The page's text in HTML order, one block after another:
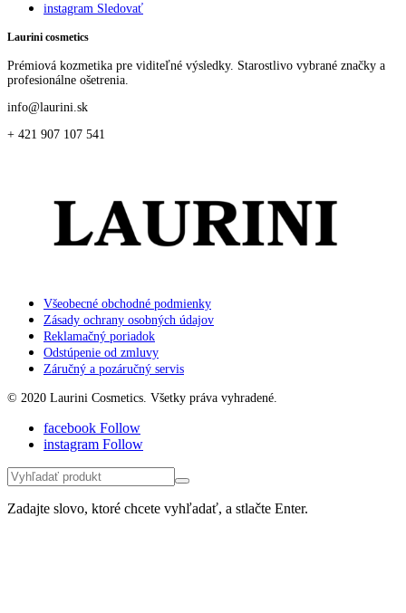
instagram Sledovať
Laurini cosmetics
Prémiová kozmetika pre viditeľné výsledky. Starostlivo vybrané značky a
profesionálne ošetrenia.
info@laurini.sk
+ 421 907 107 541
Všeobecné obchodné podmienky
Zásady ochrany osobných údajov
Reklamačný poriadok
Odstúpenie od zmluvy
Záručný a pozáručný servis
© 2020 Laurini Cosmetics. Všetky práva vyhradené.
facebook Follow
instagram Follow
Zadajte slovo, ktoré chcete vyhľadať, a stlačte Enter.